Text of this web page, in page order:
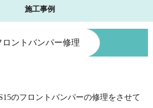
施工事例
ロントバンパー修理
のフロントバンパーの修理をさせて